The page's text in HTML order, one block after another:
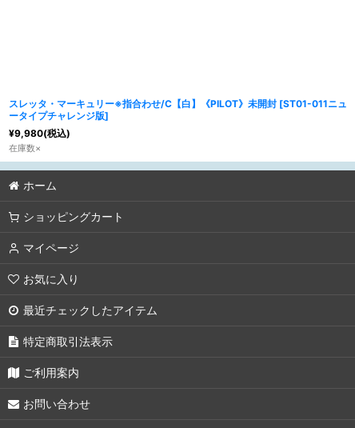
スレッタ・マーキュリー※指合わせ/C【白】《PILOT》未開封 [ST01-011ニュ
ータイプチャレンジ版]
¥9,980(税込)
在庫数×
ホーム
ショッピングカート
マイページ
お気に入り
最近チェックしたアイテム
特定商取引法表示
ご利用案内
お問い合わせ